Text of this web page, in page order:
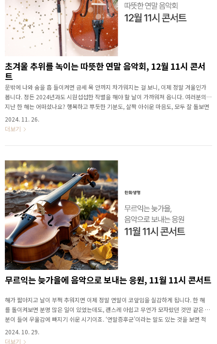
초겨울 추위를 녹이는 따뜻한 연말 음악회, 12월 11시 콘서
트
문밖에 나와 숨을 흡 들이켜면 금세 목 안까지 차가워지는 걸 보니, 이제 정말 겨울인가
봅니다. 정든 2024년과도 시원섭섭한 작별을 해야 할 날이 가까워져 옵니다. 여러분의
지난 한 해는 어떠셨나요? 행복하고 뿌듯한 기분도, 살짝 아쉬운 마음도, 모두 잘 돌보면
서 따뜻한 연말 보내실 수 있도록 한화생명이 12월 11시 콘서트로 돌아왔어요. ▶ 12월
11시 콘서트, 이 곡과 함께해요! 비제, 카르멘 서곡 지휘자의 팔이 뻗어지고 모든 악기
시 콘서트는 누구나 한 번쯤 들어봤을 유명한 곡, 비제의 ‘카르멘 서곡’으로 막을 올립니
2024. 11. 26.
더보기
무르익는 늦가을에 음악으로 보내는 응원, 11월 11시 콘서트
해가 짧아지고 날이 부쩍 추워지면 이제 정말 연말이 코앞임을 실감하게 됩니다. 한 해
를 돌이켜보면 분명 많은 일이 있었는데도, 괜스레 아쉽고 무언가 모자랐던 것만 같은 기
분이 들어 우울감에 빠지기 쉬운 시기이죠. ‘연말증후군’이라는 말도 있는 것을 보면 적
지 않은 사람들이 보편적으로 경험하는 감정이 아닐까 싶습니다. 그래서 11월의 ‘한화생
명과 함께하는 예술의전당 11시 콘서트’는 특별히 들으면 힘이 나는 곡들로 구성해 보았
2024. 10. 29.
더보기